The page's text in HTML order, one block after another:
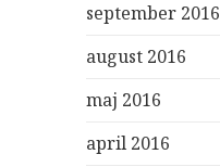
september 2016
august 2016
maj 2016
april 2016